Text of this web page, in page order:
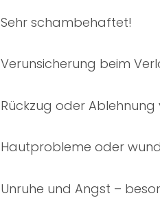
Sehr schambehaftet!
Verunsicherung beim
Rückzug oder Ablehnung
Hautprobleme oder
Unruhe und Angst –